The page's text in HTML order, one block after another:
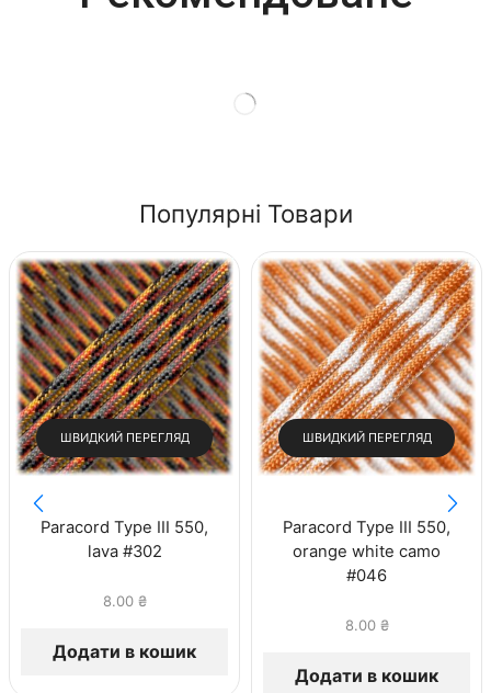
Популярні Товари
ШВИДКИЙ ПЕРЕГЛЯД
Paracord Type III 550,
lava #302
8.00₴
Додати в кошик
ШВИДКИЙ ПЕРЕГЛЯД
Paracord Type III 550,
orange white camo
#046
8.00₴
Додати в кошик